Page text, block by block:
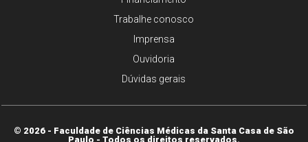
Trabalhe conosco
Imprensa
Ouvidoria
Dúvidas gerais
© 2026 - Faculdade de Ciências Médicas da Santa Casa de São
Paulo - Todos os direitos reservados.